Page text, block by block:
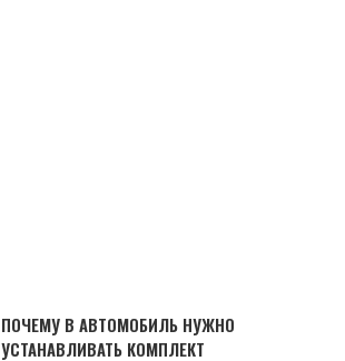
ПОЧЕМУ В АВТОМОБИЛЬ НУЖНО
УСТАНАВЛИВАТЬ КОМПЛЕКТ